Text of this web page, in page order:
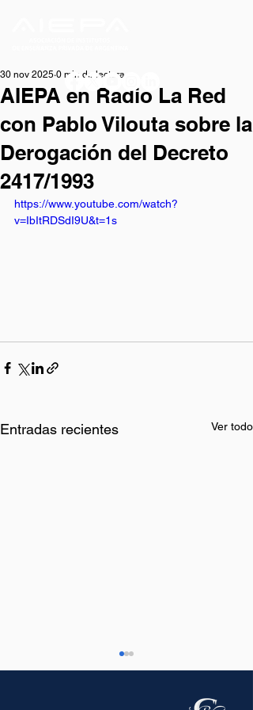
AIEPA en Radio La Red
con Pablo Vilouta sobre la
Derogación del Decreto
2417/1993
30 nov 2025 0 min de lectura
https://www.youtube.com/watch?
v=IbItRDSdI9U&t=1s
Entradas recientes Ver todo